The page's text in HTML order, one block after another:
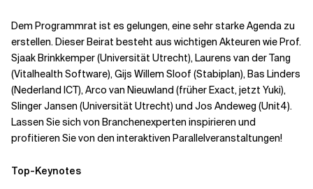
Dem Programmrat ist es gelungen, eine sehr starke Agenda zu
erstellen. Dieser Beirat besteht aus wichtigen Akteuren wie Prof.
Sjaak Brinkkemper (Universität Utrecht), Laurens van der Tang
(Vitalhealth Software), Gijs Willem Sloof (Stabiplan), Bas Linders
(Nederland ICT), Arco van Nieuwland (früher Exact, jetzt Yuki),
Slinger Jansen (Universität Utrecht) und Jos Andeweg (Unit4).
Lassen Sie sich von Branchenexperten inspirieren und
profitieren Sie von den interaktiven Parallelveranstaltungen!
Top-Keynotes